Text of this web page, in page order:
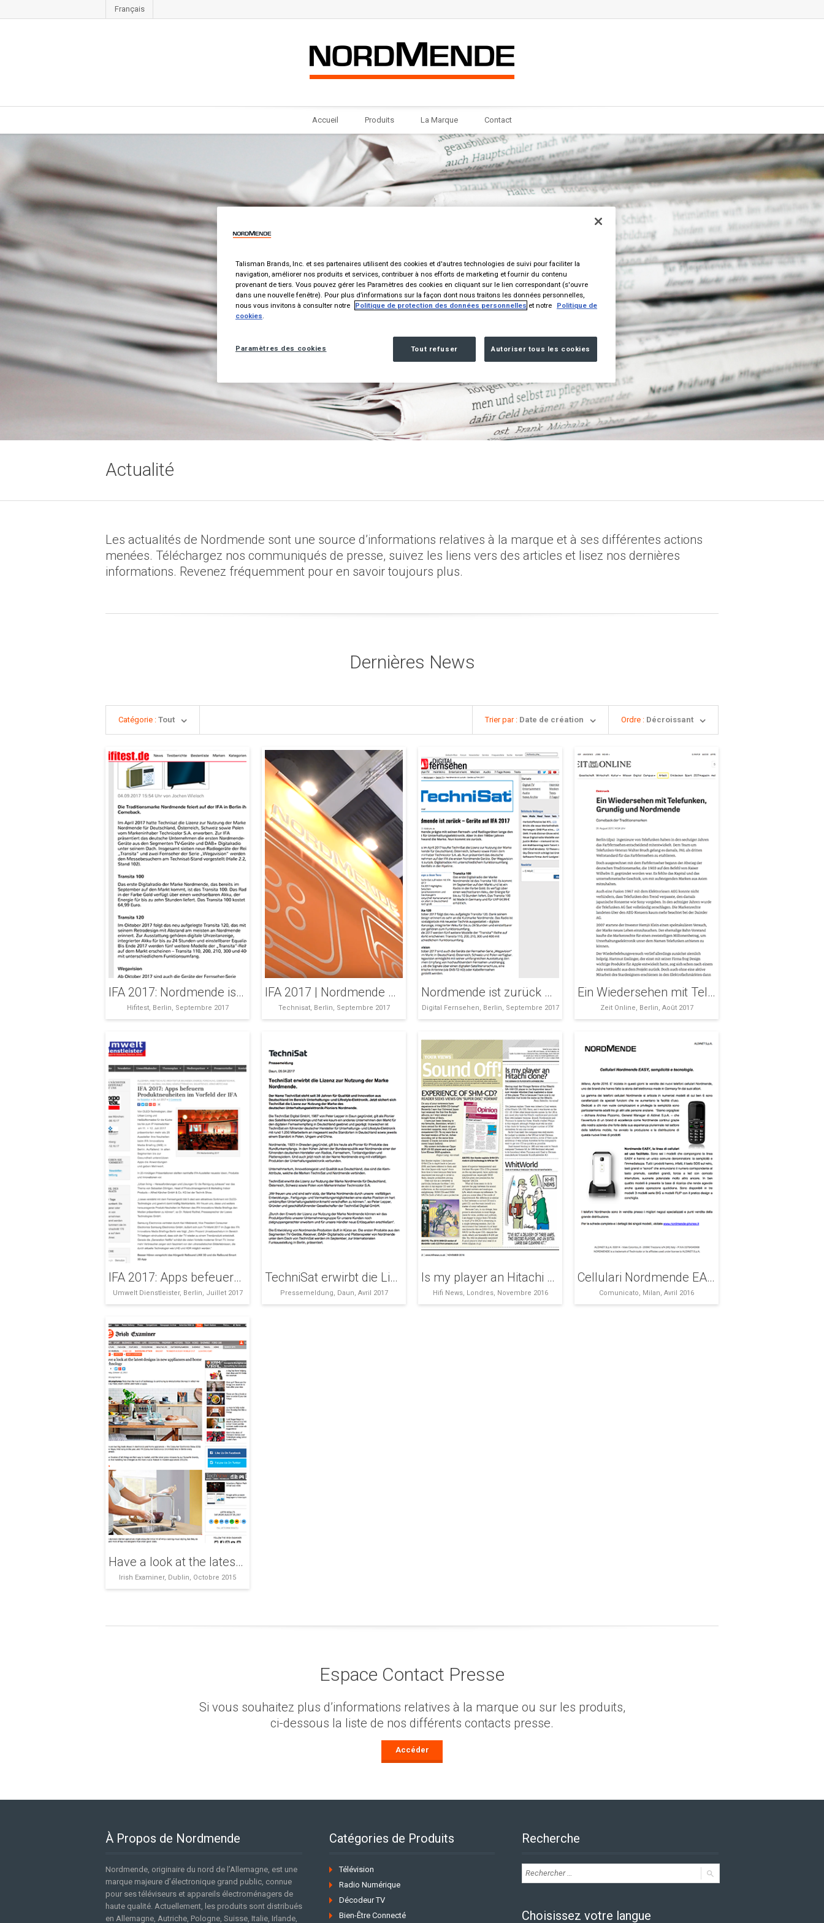
Français
Accueil Produits La Marque Contact
Actualité
Les actualités de Nordmende sont une source d’informations relatives à la marque et à ses différentes actions
menées. Téléchargez nos communiqués de presse, suivez les liens vers des articles et lisez nos dernières
informations. Revenez fréquemment pour en savoir toujours plus.
Dernières News
Catégorie : Tout Trier par : Date de création Ordre : Décroissant
IFA 2017: Nordmende ist wieder da mit Digitalradios und Fernseher
Hifitest, Berlin, Septembre 2017
IFA 2017 | Nordmende – TechniSat bringt die Kult-Marke zurück auf den Markt. | TechniSat
Technisat, Berlin, Septembre 2017
Nordmende ist zurück – Geräte auf IFA 2017
Digital Fernsehen, Berlin, Septembre 2017
Ein Wiedersehen mit Telefunken, Grundig und Nordmende
Zeit Online, Berlin, Août 2017
IFA 2017: Apps befeuern Produktneuheiten im Vorfeld der IFA
Umwelt Dienstleister, Berlin, Juillet 2017
TechniSat erwirbt die Lizenz zur Nutzung der Marke Nordmende.
Pressemeldung, Daun, Avril 2017
Is my player an Hitachi clone?
Hifi News, Londres, Novembre 2016
Cellulari Nordmende EASY, semplicità e tecnologia.
Comunicato, Milan, Avril 2016
Have a look at the latest designs in new appliances and home technology
Irish Examiner, Dublin, Octobre 2015
Espace Contact Presse
Si vous souhaitez plus d’informations relatives à la marque ou sur les produits,
ci-dessous la liste de nos différents contacts presse.
Accéder
À Propos de Nordmende
Nordmende, originaire du nord de l’Allemagne, est une
marque majeure d’électronique grand public, connue
pour ses téléviseurs et appareils électroménagers de
haute qualité. Actuellement, les produits sont distribués
en Allemagne, Autriche, Pologne, Suisse, Italie, Irlande,
Catégories de Produits
Télévision
Radio Numérique
Décodeur TV
Bien-Être Connecté
Recherche
Choisissez votre langue
Talisman Brands, Inc. et ses partenaires utilisent des cookies et d'autres technologies de suivi pour faciliter la
navigation, améliorer nos produits et services, contribuer à nos efforts de marketing et fournir du contenu
provenant de tiers. Vous pouvez gérer les Paramètres des cookies en cliquant sur le lien correspondant (s'ouvre
dans une nouvelle fenêtre). Pour plus d’informations sur la façon dont nous traitons les données personnelles,
nous vous invitons à consulter notre
Politique de protection des données personnelles et notre
Politique de
cookies
Tout refuser Autoriser tous les cookies
Paramètres des cookies